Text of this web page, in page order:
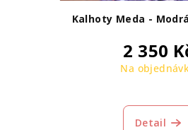
Kalhoty Meda -
2 350
Na
Detail